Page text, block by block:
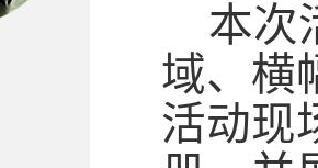
本次
域、横
活动现